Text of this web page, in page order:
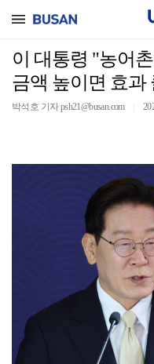
이 대통령 "농어
금액 높이면 효과
박석호 기자 psh21@busan.com